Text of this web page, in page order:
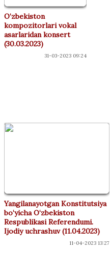
O‘zbekiston
kompozitorlari vokal
asarlaridan konsert
(30.03.2023)
31-03-2023 09:24
Yangilanayotgan Konstitutsiya
bo‘yicha O‘zbekiston
Respublikasi Referendumi.
Ijodiy uchrashuv (11.04.2023)
11-04-2023 13:27